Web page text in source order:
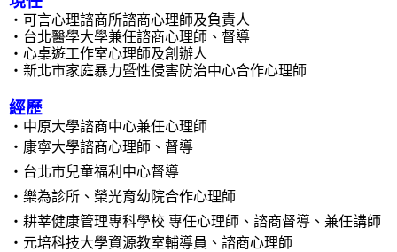
‧可言心理諮商所諮商心理師及負責人
‧台北醫學大學兼任諮商心理師、督導
‧ 心桌遊工作室心理師及創辦人
‧ 新北市家庭暴力暨性侵害防治中心合作心理師
經歷
‧ 中原大學諮商中心兼任心理師
‧ 康寧大學諮商心理師、督導
‧台北市兒童福利中心督導
‧樂為診所、榮光育幼院合作心理師
‧耕莘健康管理專科學校 專任心理師、諮商督導、兼任講師
‧元培科技大學資源教室輔導員、諮商心理師